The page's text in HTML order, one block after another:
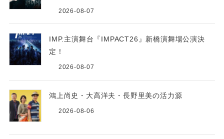
2026-08-07
IMP.主演舞台『IMPACT26』新橋演舞場公演決
定！
2026-08-07
鴻上尚史・大高洋夫・長野里美の活力源
2026-08-06